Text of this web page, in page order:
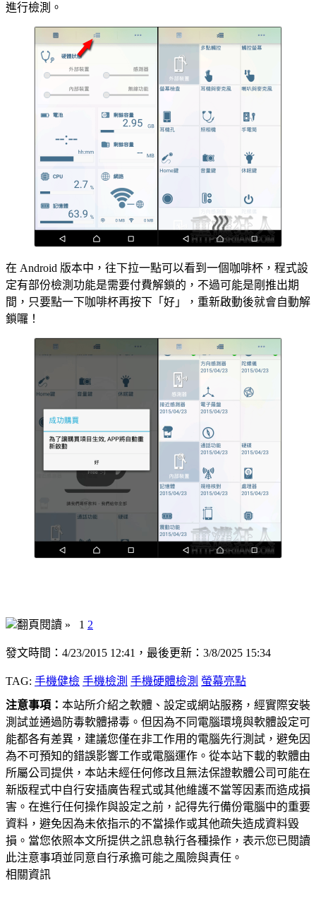
進行檢測。
在 Android 版本中，往下拉一點可以看到一個咖啡杯，程式設
定有部份檢測功能是需要付費解鎖的，不過可能是剛推出期
間，只要點一下咖啡杯再按下「好」，重新啟動後就會自動解
鎖囉！
翻頁閱讀 » 1 2
發文時間：4/23/2015 12:41，最後更新：3/8/2025 15:34
TAG: 手機健檢 手機檢測 手機硬體檢測 螢幕亮點
注意事項： 本站所介紹之軟體、設定或網站服務，經實際安裝
測試並通過防毒軟體掃毒。但因為不同電腦環境與軟體設定可
能都各有差異，建議您僅在非工作用的電腦先行測試，避免因
為不可預知的錯誤影響工作或電腦運作。從本站下載的軟體由
所屬公司提供，本站未經任何修改且無法保證軟體公司可能在
新版程式中自行安插廣告程式或其他維護不當等因素而造成損
害。在進行任何操作與設定之前，記得先行備份電腦中的重要
資料，避免因為未依指示的不當操作或其他疏失造成資料毀
損。當您依照本文所提供之訊息執行各種操作，表示您已閱讀
此注意事項並同意自行承擔可能之風險與責任。
相關資訊